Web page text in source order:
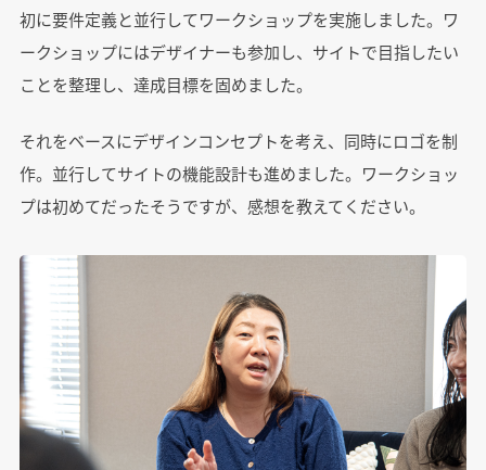
初に要件定義と並行してワークショップを実施しました。ワ
ークショップにはデザイナーも参加し、サイトで目指したい
ことを整理し、達成目標を固めました。
それをベースにデザインコンセプトを考え、同時にロゴを制
作。並行してサイトの機能設計も進めました。ワークショッ
プは初めてだったそうですが、感想を教えてください。